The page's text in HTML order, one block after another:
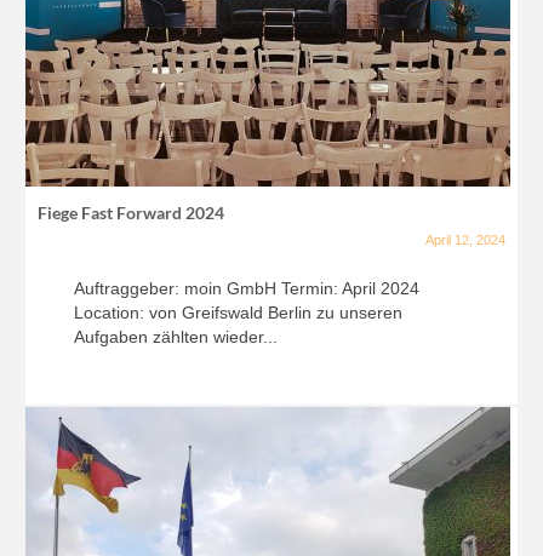
Fiege Fast Forward 2024
April 12, 2024
Auftraggeber: moin GmbH Termin: April 2024
Location: von Greifswald Berlin zu unseren
Aufgaben zählten wieder...